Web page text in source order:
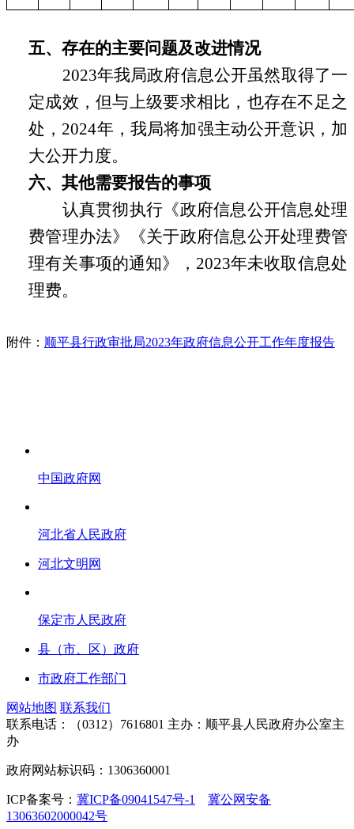
五、 存在的主要问题及改进情况
2023年我局政府信息公开虽然取得了一
定成效，但与上级要求相比，也存在不足之
处，2024年，我局将加强主动公开意识，加
大公开力度。
六、 其他需要报告的事项
认真贯彻执行《政府信息公开信息处理
费管理办法》《关于政府信息公开处理费管
理有关事项的通知》
， 2023年未收取信息处
理费。
附件： 顺平县行政审批局2023年政府信息公开工作年度报告
中国政府网
河北省人民政府
河北文明网
保定市人民政府
县（市、区）政府
市政府工作部门
网站地图 联系我们
联系电话：（0312）7616801 主办：顺平县人民政府办公室主
办
政府网站标识码：1306360001
ICP备案号： 冀ICP备09041547号-1
冀公网安备
13063602000042号